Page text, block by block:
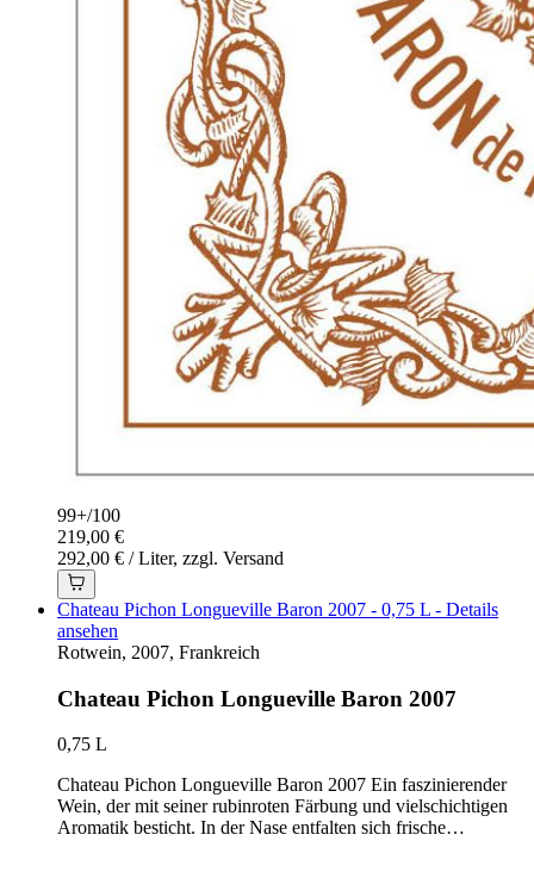
99+/100
219,00 €
292,00 € / Liter, zzgl. Versand
Chateau Pichon Longueville Baron 2007 - 0,75 L - Details
ansehen
Rotwein, 2007, Frankreich
Chateau Pichon Longueville Baron 2007
0,75 L
Chateau Pichon Longueville Baron 2007 Ein faszinierender
Wein, der mit seiner rubinroten Färbung und vielschichtigen
Aromatik besticht. In der Nase entfalten sich frische…